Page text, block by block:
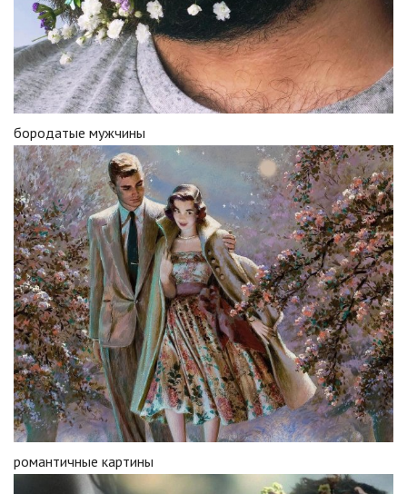
бородатые мужчины
романтичные картины